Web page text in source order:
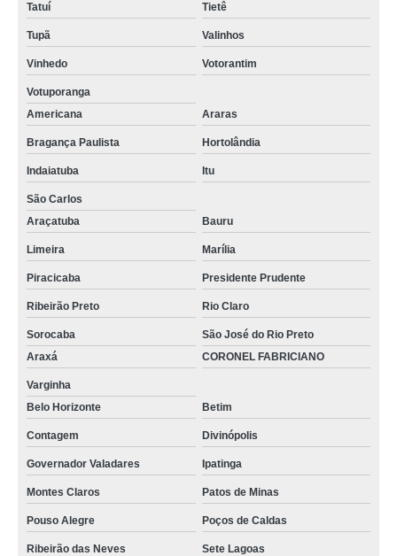
Tatuí Tietê
Tupã Valinhos
Vinhedo Votorantim
Votuporanga
Americana
Araras
Bragança Paulista Hortolândia
Indaiatuba Itu
São Carlos
Araçatuba
Bauru
Limeira Marília
Piracicaba Presidente Prudente
Ribeirão Preto Rio Claro
Sorocaba
São José do Rio Preto
Araxá
CORONEL FABRICIANO
Varginha
Belo Horizonte
Betim
Contagem Divinópolis
Governador Valadares Ipatinga
Montes Claros Patos de Minas
Pouso Alegre Poços de Caldas
Ribeirão das Neves Sete Lagoas